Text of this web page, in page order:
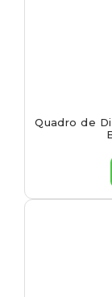
Quadro de